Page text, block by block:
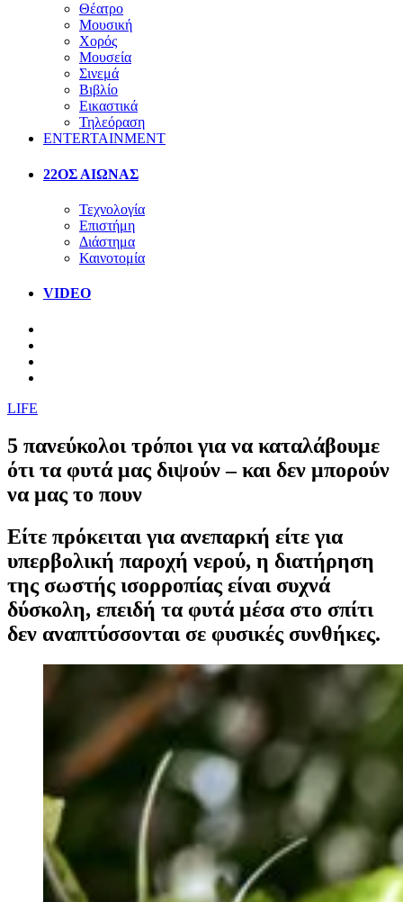
Θέατρο
Μουσική
Χορός
Μουσεία
Σινεμά
Βιβλίο
Εικαστικά
Τηλεόραση
ENTERTAINMENT
22ΟΣ ΑΙΩΝΑΣ
Τεχνολογία
Επιστήμη
Διάστημα
Καινοτομία
VIDEO
LIFE
5 πανεύκολοι τρόποι για να καταλάβουμε
ότι τα φυτά μας διψούν – και δεν μπορούν
να μας το πουν
Είτε πρόκειται για ανεπαρκή είτε για
υπερβολική παροχή νερού, η διατήρηση
της σωστής ισορροπίας είναι συχνά
δύσκολη, επειδή τα φυτά μέσα στο σπίτι
δεν αναπτύσσονται σε φυσικές συνθήκες.